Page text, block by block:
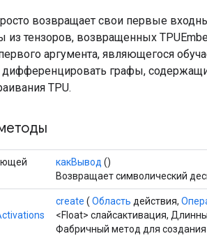
возвращает свои первые
тензоров, возвращенных
аргумента, являющегося
дифференцировать графы,
TPU.
какВывод ()
Возвращает символический
create ( Область действия,
<Float> слайсактивация,
Фабричный метод для